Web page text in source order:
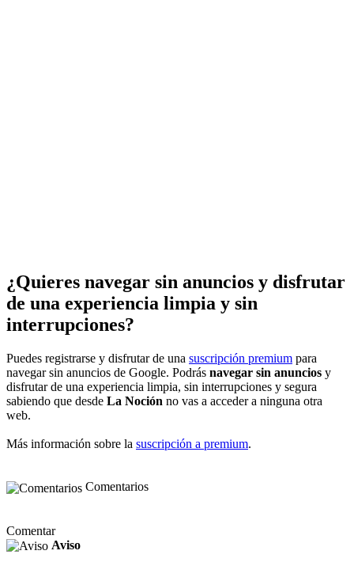
¿Quieres navegar sin anuncios y disfrutar
de una experiencia limpia y sin
interrupciones?
Puedes registrarse y disfrutar de una suscripción premium para
navegar sin anuncios de Google. Podrás navegar sin anuncios y
disfrutar de una experiencia limpia, sin interrupciones y segura
sabiendo que desde La Noción no vas a acceder a ninguna otra
web.
Más información sobre la suscripción a premium.
Comentarios
Comentar
Aviso